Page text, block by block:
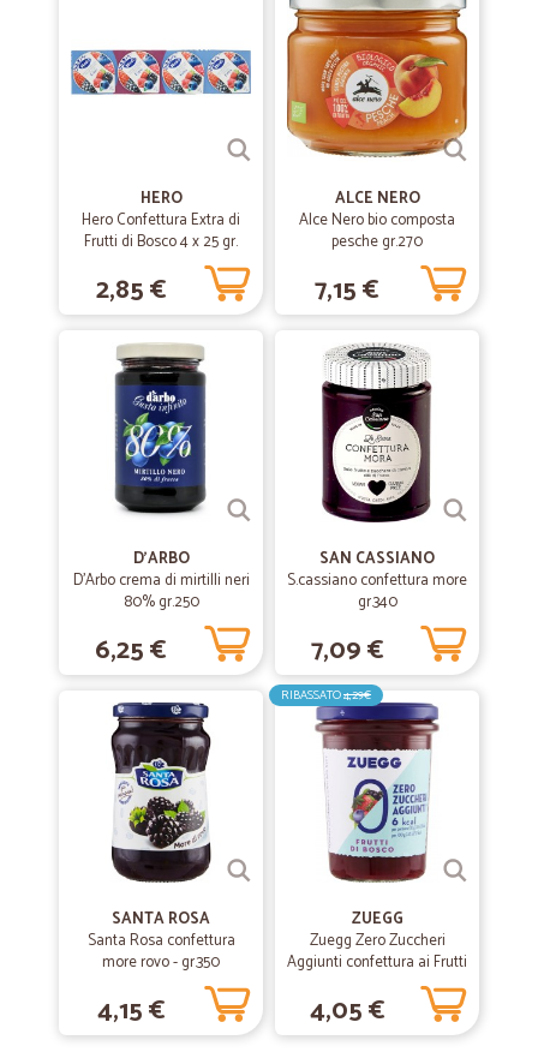
HERO
Hero Confettura Extra di
Frutti di Bosco 4 x 25 gr.
2,85 €
ALCE NERO
Alce Nero bio composta
pesche gr.270
7,15 €
D'ARBO
D'Arbo crema di mirtilli neri
80% gr.250
6,25 €
SAN CASSIANO
S.cassiano confettura more
gr.340
7,09 €
SANTA ROSA
Santa Rosa confettura
more rovo - gr.350
4,15 €
RIBASSATO4,29€
ZUEGG
Zuegg Zero Zuccheri
Aggiunti confettura ai Frutti
di Bosco 220 gr.
4,05 €